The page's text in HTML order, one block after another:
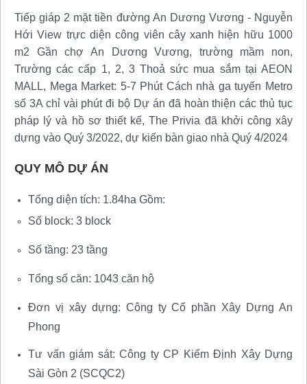
Tiếp giáp 2 mặt tiền đường An Dương Vương - Nguyễn
Hới View trực diện công viên cây xanh hiện hữu 1000
m2 Gần chợ An Dương Vương, trường mầm non,
Trường các cấp 1, 2, 3 Thoả sức mua sắm tại AEON
MALL, Mega Market: 5-7 Phút Cách nhà ga tuyến Metro
số 3A chỉ vài phút đi bộ Dự án đã hoàn thiện các thủ tục
pháp lý và hồ sơ thiết kế, The Privia đã khởi công xây
dựng vào Quý 3/2022, dự kiến bàn giao nhà Quý 4/2024
QUY MÔ DỰ ÁN
Tổng diện tích: 1.84ha Gồm:
Số block: 3 block
Số tầng: 23 tầng
Tổng số căn: 1043 căn hộ
Đơn vị xây dựng: Công ty Cổ phần Xây Dựng An
Phong
Tư vấn giám sát: Công ty CP Kiểm Định Xây Dựng
Sài Gòn 2 (SCQC2)